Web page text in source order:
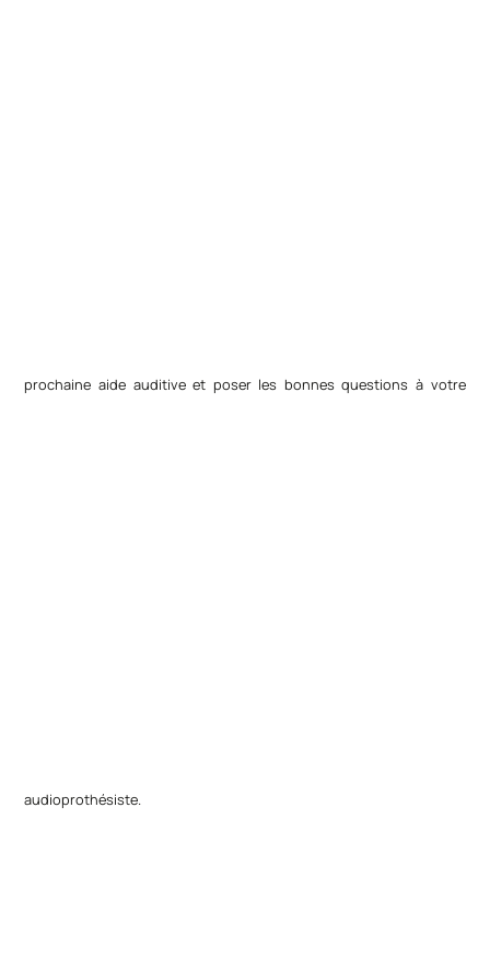
prochaine aide auditive et poser les bonnes questions à votre
audioprothésiste.